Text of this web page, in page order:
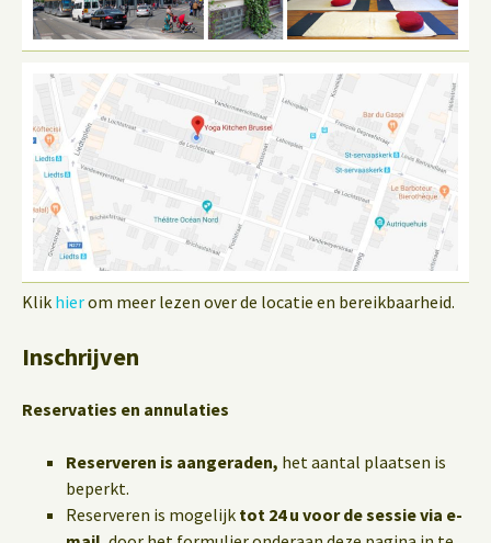
Klik hierom meer lezen over de locatie en bereikbaarheid.
Inschrijven
Reservaties en annulaties
Reserveren is aangeraden, het aantal plaatsen is
beperkt.
Reserveren is mogelijk tot 24 u voor de sessie via e-